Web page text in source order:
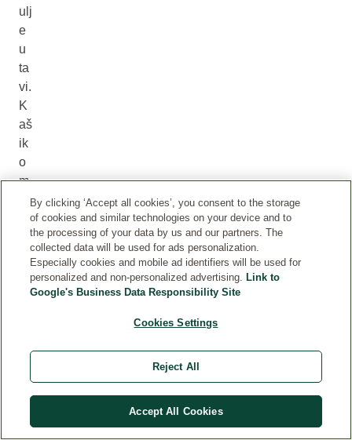
ulj
e
u
ta
vi.
K
aš
ik
o
m
od
va
jaj
mj
će
By clicking ‘Accept all cookies’, you consent to the storage
of cookies and similar technologies on your device and to
the processing of your data by us and our partners. The
collected data will be used for ads personalization.
Especially cookies and mobile ad identifiers will be used for
personalized and non-personalized advertising. Link to
Google's Business Data Responsibility Site
Cookies Settings
Reject All
Accept All Cookies